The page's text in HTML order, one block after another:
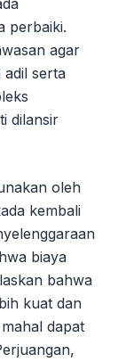
perbaiki.
agar
serta
dilansir
oleh
kembali
biaya
bahwa
kuat dan
dapat